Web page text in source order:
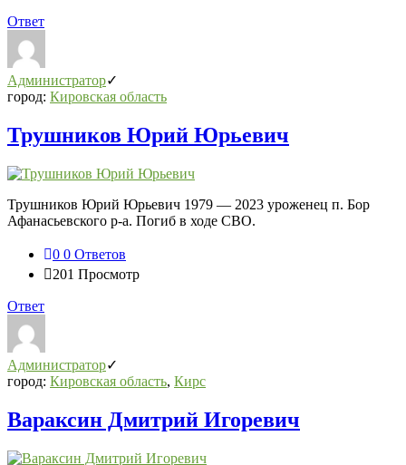
Ответ
Администратор
город: Кировская область
Трушников Юрий Юрьевич
Трушников Юрий Юрьевич 1979 — 2023 уроженец п. Бор
Афанасьевского р-а. Погиб в ходе СВО.
0 0 Ответов
201 Просмотр
Ответ
Администратор
город: Кировская область, Кирс
Вараксин Дмитрий Игоревич